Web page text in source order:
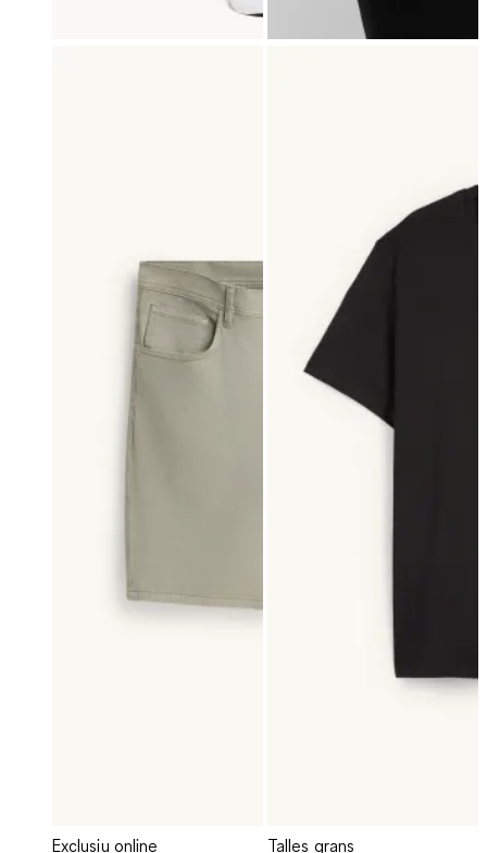
Exclusiu online
Talles grans